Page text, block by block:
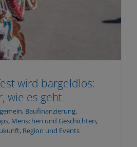
wird bargeldlos:
wie es geht
, Baufinanzierung,
, Menschen und Geschichten,
, Region und Events